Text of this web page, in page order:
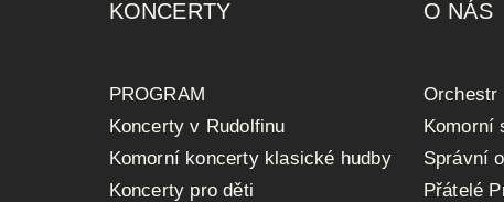
KONCERTY
PROGRAM
Koncerty v Rudolfinu
Komorní koncerty klasické hudby
Koncerty pro děti
O NÁS
Orchestr
Komorní
Správní
Přátelé